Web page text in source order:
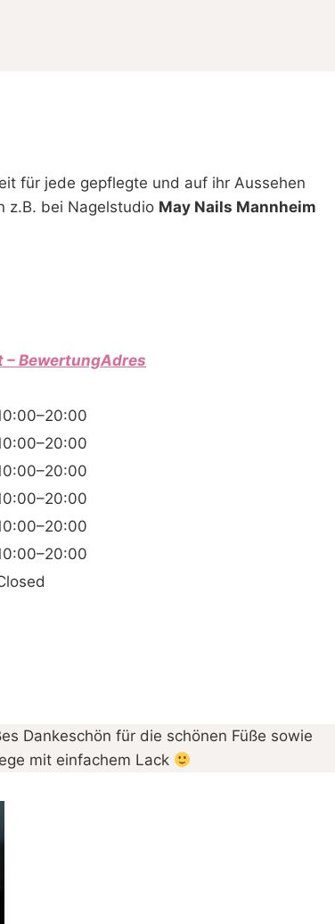
für jede gepflegte und auf ihr Aussehen
z.B. bei Nagelstudio May Nails Mannheim
– BewertungAdres
Dankeschön für die schönen Füße sowie
mit einfachem Lack